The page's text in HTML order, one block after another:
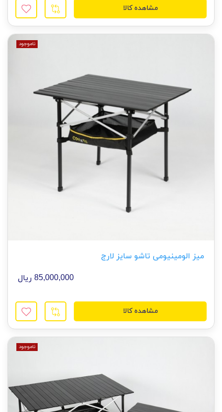
مشاهده کالا
ناموجود
میز الومینیومی تاشو سایز لارج
85,000,000 ریال
مشاهده کالا
ناموجود